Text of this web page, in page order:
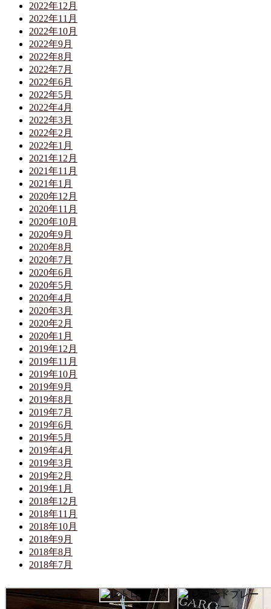
2022年12月
2022年11月
2022年10月
2022年9月
2022年8月
2022年7月
2022年6月
2022年5月
2022年4月
2022年3月
2022年2月
2022年1月
2021年12月
2021年11月
2021年1月
2020年12月
2020年11月
2020年10月
2020年9月
2020年8月
2020年7月
2020年6月
2020年5月
2020年4月
2020年3月
2020年2月
2020年1月
2019年12月
2019年11月
2019年10月
2019年9月
2019年8月
2019年7月
2019年6月
2019年5月
2019年4月
2019年3月
2019年2月
2019年1月
2018年12月
2018年11月
2018年10月
2018年9月
2018年8月
2018年7月